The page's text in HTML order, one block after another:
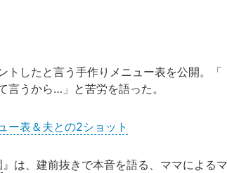
トしたと言う手作りメニュー表を公開。「
言うから…」と苦労を語った。
ー表＆夫との2ショット
』は、建前抜きで本音を語る、ママによる